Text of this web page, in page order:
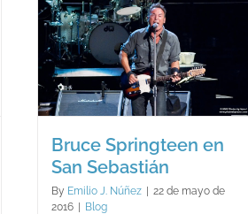
Bruce Springteen en
San Sebastián
By Emilio J. Núñez
22 de mayo de
2016
Blog
¿Hay algo bueno
en el desorden?
Blog